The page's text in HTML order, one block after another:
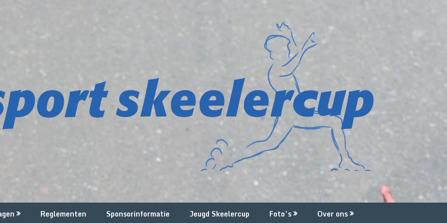
Reglementen Sponsorinformatie Jeugd Skeelercup Foto’s
Over ons